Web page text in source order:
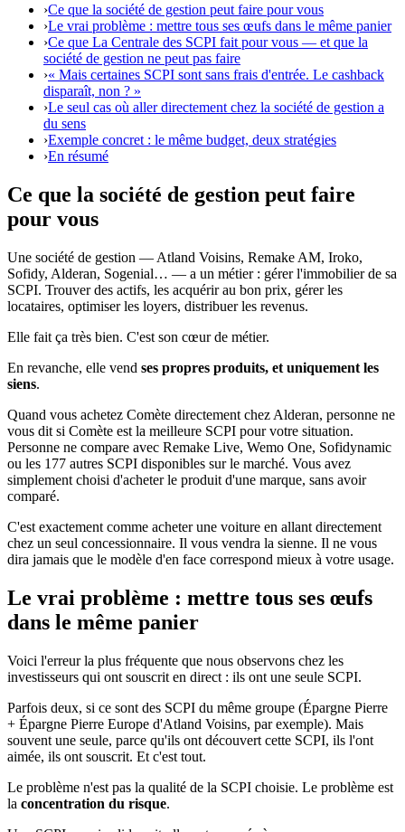
›Ce que la société de gestion peut faire pour vous
›Le vrai problème : mettre tous ses œufs dans le même panier
›Ce que La Centrale des SCPI fait pour vous — et que la
société de gestion ne peut pas faire
›« Mais certaines SCPI sont sans frais d'entrée. Le cashback
disparaît, non ? »
›Le seul cas où aller directement chez la société de gestion a
du sens
›Exemple concret : le même budget, deux stratégies
›En résumé
Ce que la société de gestion peut faire
pour vous
Une société de gestion — Atland Voisins, Remake AM, Iroko,
Sofidy, Alderan, Sogenial… — a un métier : gérer l'immobilier de sa
SCPI. Trouver des actifs, les acquérir au bon prix, gérer les
locataires, optimiser les loyers, distribuer les revenus.
Elle fait ça très bien. C'est son cœur de métier.
En revanche, elle vend ses propres produits, et uniquement les
siens.
Quand vous achetez Comète directement chez Alderan, personne ne
vous dit si Comète est la meilleure SCPI pour votre situation.
Personne ne compare avec Remake Live, Wemo One, Sofidynamic
ou les 177 autres SCPI disponibles sur le marché. Vous avez
simplement choisi d'acheter le produit d'une marque, sans avoir
comparé.
C'est exactement comme acheter une voiture en allant directement
chez un seul concessionnaire. Il vous vendra la sienne. Il ne vous
dira jamais que le modèle d'en face correspond mieux à votre usage.
Le vrai problème : mettre tous ses œufs
dans le même panier
Voici l'erreur la plus fréquente que nous observons chez les
investisseurs qui ont souscrit en direct : ils ont une seule SCPI.
Parfois deux, si ce sont des SCPI du même groupe (Épargne Pierre
+ Épargne Pierre Europe d'Atland Voisins, par exemple). Mais
souvent une seule, parce qu'ils ont découvert cette SCPI, ils l'ont
aimée, ils ont souscrit. Et c'est tout.
Le problème n'est pas la qualité de la SCPI choisie. Le problème est
la concentration du risque.